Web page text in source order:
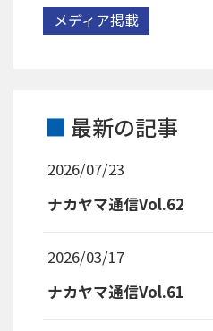
メディア掲載
最新の記事
2026/07/23
ナカヤマ通信Vol.62
2026/03/17
ナカヤマ通信Vol.61